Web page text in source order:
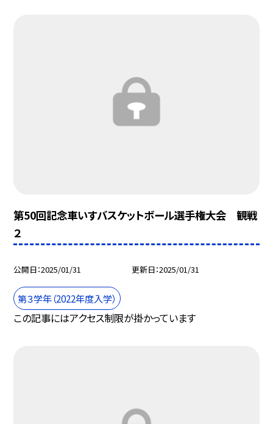
第50回記念車いすバスケットボール選手権大会 観戦
２
公開日 2025/01/31 更新日 2025/01/31
第３学年（2022年度入学）
この記事にはアクセス制限が掛かっています